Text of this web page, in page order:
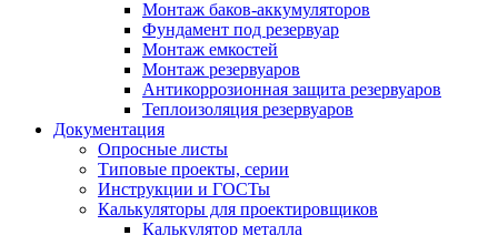
Монтаж баков-аккумуляторов
Фундамент под резервуар
Монтаж емкостей
Монтаж резервуаров
Антикоррозионная защита резервуаров
Теплоизоляция резервуаров
Документация
Опросные листы
Типовые проекты, серии
Инструкции и ГОСТы
Калькуляторы для проектировщиков
Калькулятор металла